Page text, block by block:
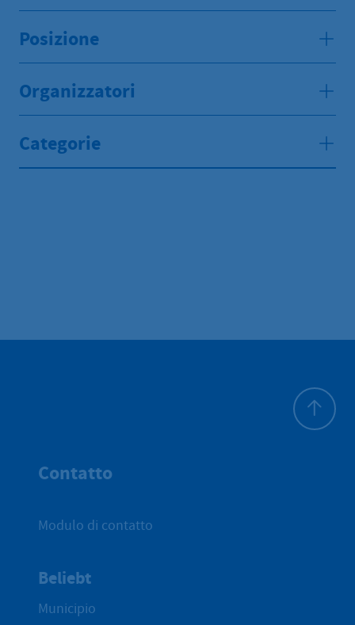
Posizione
Organizzatori
Categorie
Contatto
Modulo di contatto
Beliebt
Municipio